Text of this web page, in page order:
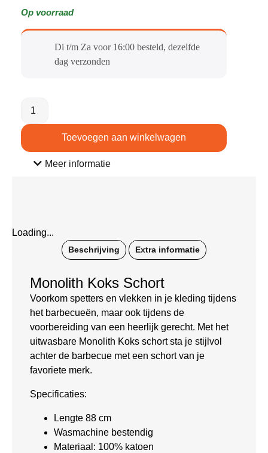
Op voorraad
Di t/m Za voor 16:00 besteld, dezelfde
dag verzonden​
Toevoegen aan winkelwagen
Meer informatie
Loading...
Beschrijving Extra informatie
Monolith Koks Schort
Voorkom spetters en vlekken in je kleding tijdens
het barbecueën, maar ook tijdens de
voorbereiding van een heerlijk gerecht. Met het
uitwasbare Monolith Koks schort sta je stijlvol
achter de barbecue met een schort van je
favoriete merk.
Specificaties:
Lengte 88 cm
Wasmachine bestendig
Materiaal: 100% katoen